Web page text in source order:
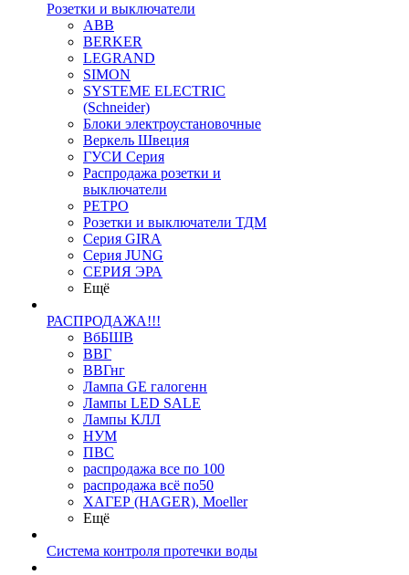
Розетки и выключатели
ABB
BERKER
LEGRAND
SIMON
SYSTEME ELECTRIC
(Schneider)
Блоки электроустановочные
Веркель Швеция
ГУСИ Серия
Распродажа розетки и
выключатели
РЕТРО
Розетки и выключатели ТДМ
Серия GIRA
Серия JUNG
СЕРИЯ ЭРА
Ещё
РАСПРОДАЖА!!!
ВбБШВ
ВВГ
ВВГнг
Лампа GE галогенн
Лампы LED SALE
Лампы КЛЛ
НУМ
ПВС
распродажа все по 100
распродажа всё по50
ХАГЕР (HAGER), Moeller
Ещё
Система контроля протечки воды